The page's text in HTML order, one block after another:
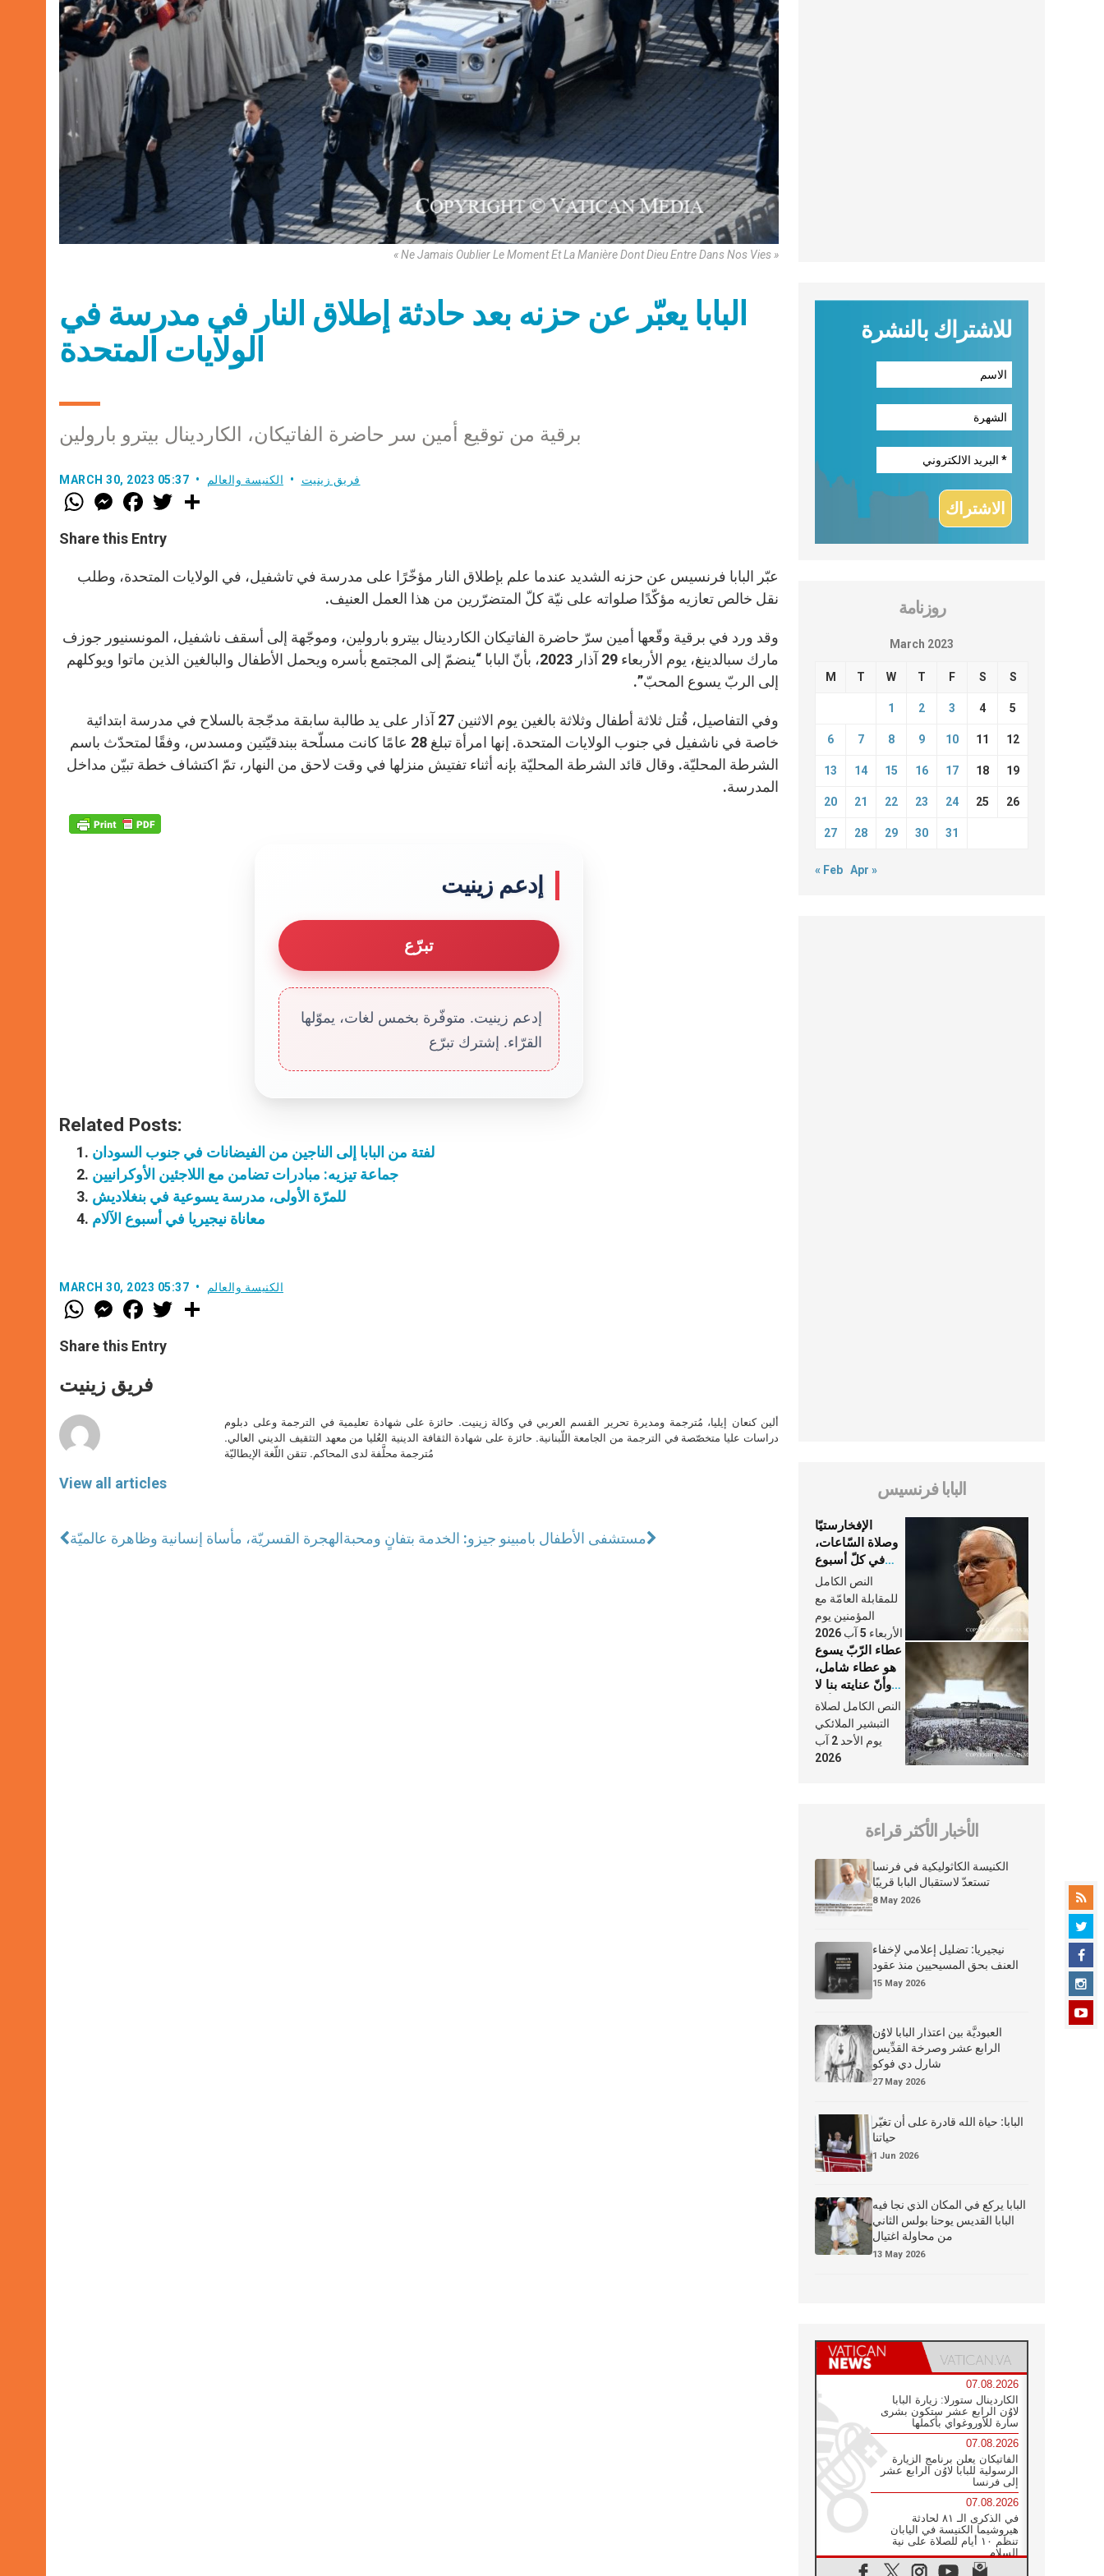
« Ne Jamais Oublier Le Moment Et La Manière Dont Dieu Entre Dans Nos Vies »
البابا يعبّر عن حزنه بعد حادثة إطلاق النار في مدرسة في
الولايات المتحدة
برقية من توقيع أمين سر حاضرة الفاتيكان، الكاردينال بيترو بارولين
MARCH 30, 2023 05:37 فريق زينيت الكنيسة والعالم
W
h
t
s
p
p
M
e
s
e
g
e
F
a
e
b
o
k
w
r
Share this Entry
عبّر البابا فرنسيس عن حزنه الشديد عندما علم بإطلاق النار مؤخّرًا على مدرسة في تاشفيل، في الولايات المتحدة، وطلب
نقل خالص تعازيه مؤكّدًا صلواته على نيّة كلّ المتضرّرين من هذا العمل العنيف.
وقد ورد في برقية وقّعها أمين سرّ حاضرة الفاتيكان الكاردينال بيترو بارولين، وموجّهة إلى أسقف ناشفيل، المونسنيور جوزف
مارك سبالدينغ، يوم الأربعاء 29 آذار 2023، بأنّ البابا “ينضمّ إلى المجتمع بأسره ويحمل الأطفال والبالغين الذين ماتوا ويوكلهم
إلى الربّ يسوع المحبّ”.
وفي التفاصيل، قُتل ثلاثة أطفال وثلاثة بالغين يوم الاثنين 27 آذار على يد طالبة سابقة مدجّجة بالسلاح في مدرسة ابتدائية
خاصة في ناشفيل في جنوب الولايات المتحدة. إنها امرأة تبلغ 28 عامًا كانت مسلّحة ببندقيّتين ومسدس، وفقًا لمتحدّث باسم
الشرطة المحليّة. وقال قائد الشرطة المحليّة بإنه أثناء تفتيش منزلها في وقت لاحق من النهار، تمّ اكتشاف خطة تبيّن مداخل
المدرسة.
إدعم زينيت
تبرّع
إدعم زينيت. متوفّرة بخمس لغات، يموّلها
القرّاء. إشترك تبرّع
Related Posts:
لفتة من البابا إلى الناجين من الفيضانات في جنوب السودان
جماعة تيزيه: مبادرات تضامن مع اللاجئين الأوكرانيين
للمرّة الأولى، مدرسة يسوعية في بنغلاديش
معاناة نيجيريا في أسبوع الآلام
MARCH 30, 2023 05:37 الكنيسة والعالم
W
h
t
s
p
p
M
e
s
e
g
e
F
a
e
b
o
k
w
Share this Entry
فريق زينيت
View all articles
ألين كنعان إيليا، مُترجمة ومديرة تحرير القسم العربي في وكالة زينيت. حائزة على شهادة تعليمية في الترجمة وعلى دبلوم
دراسات عليا متخصّصة في الترجمة من الجامعة اللّبنانية. حائزة على شهادة الثقافة الدينية العُليا من معهد التثقيف الديني العالي.
مُترجمة محلَّفة لدى المحاكم. تتقن اللّغة الإيطاليّة
الهجرة القسريّة، مأساة إنسانية وظاهرة عالميّةمستشفى الأطفال بامبينو جيزو: الخدمة بتفانٍ ومحبة
للاشتراك بالنشرة
روزنامة
March 2023
M T W T F S S
1 2 3 4 5
6 7 8 9 10 11 12
13 14 15 16 17 18 19
20 21 22 23 24 25 26
27 28 29 30 31
« Feb Apr »
البابا فرنسيس
الإفخارستيّا
وصلاة السّاعات،
في كلّ أسبوع
وكلّ يوم، هما
النَّفَس في حياة
الكنيسة
النص الكامل
للمقابلة العامّة مع
المؤمنين يوم
الأربعاء 5 آب 2026
عطاء الرّبّ يسوع
هو عطاء شامل،
وأنّ عنايته بنا لا
تغيب عنّا أبدًا
النص الكامل لصلاة
التبشير الملائكي
يوم الأحد 2 آب
2026
الأخبار الأكثر قراءة
الكنيسة الكاثوليكية في فرنسا
تستعدّ لاستقبال البابا قريبًا
8 May 2026
نيجيريا: تضليل إعلامي لإخفاء
العنف بحق المسيحيين منذ عقود
15 May 2026
العبوديَّة بين اعتذار البابا لاوُن
الرابع عشر وصرخة القدِّيس
شارل دي فوكو
27 May 2026
البابا: حياة الله قادرة على أن تغيّر
حياتنا
1 Jun 2026
البابا يركع في المكان الذي نجا فيه
البابا القديس يوحنا بولس الثاني
من محاولة اغتيال
13 May 2026
07.08.2026
الكاردينال ستورلا: زيارة البابا
لاوُن الرابع عشر ستكون بشرى
سارة للأوروغواي بأكملها
07.08.2026
الفاتيكان يعلن برنامج الزيارة
الرسولية للبابا لاوُن الرابع عشر
إلى فرنسا
07.08.2026
في الذكرى الـ ٨١ لحادثة
هيروشيما الكنيسة في اليابان
تنظم ١٠ أيام للصلاة على نية
السلام
07.08.2026